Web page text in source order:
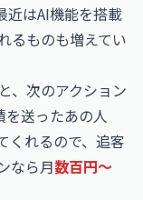
近はAI機能を搭載
るものも増えてい
、次のアクション
を送ったあの人
くれるので、追客
なら月数百円〜